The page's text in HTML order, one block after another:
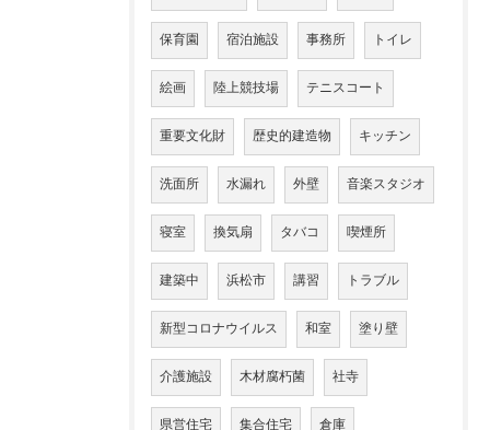
保育園 宿泊施設 事務所 トイレ
絵画 陸上競技場 テニスコート
重要文化財 歴史的建造物 キッチン
洗面所 水漏れ 外壁 音楽スタジオ
寝室 換気扇 タバコ 喫煙所
建築中 浜松市 講習 トラブル
新型コロナウイルス 和室 塗り壁
介護施設 木材腐朽菌 社寺
県営住宅 集合住宅 倉庫